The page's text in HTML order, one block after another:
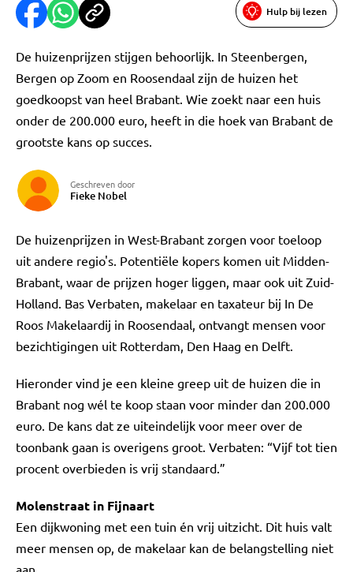
Hulp bij lezen
De huizenprijzen stijgen behoorlijk. In Steenbergen,
Bergen op Zoom en Roosendaal zijn de huizen het
goedkoopst van heel Brabant. Wie zoekt naar een huis
onder de 200.000 euro, heeft in die hoek van Brabant de
grootste kans op succes.
Geschreven door
Fieke Nobel
De huizenprijzen in West-Brabant zorgen voor toeloop
uit andere regio's. Potentiële kopers komen uit Midden-
Brabant, waar de prijzen hoger liggen, maar ook uit Zuid-
Holland. Bas Verbaten, makelaar en taxateur bij In De
Roos Makelaardij in Roosendaal, ontvangt mensen voor
bezichtigingen uit Rotterdam, Den Haag en Delft.
Hieronder vind je een kleine greep uit de huizen die in
Brabant nog wél te koop staan voor minder dan 200.000
euro. De kans dat ze uiteindelijk voor meer over de
toonbank gaan is overigens groot. Verbaten: “Vijf tot tien
procent overbieden is vrij standaard.”
Molenstraat in Fijnaart
Een dijkwoning met een tuin én vrij uitzicht. Dit huis valt
meer mensen op, de makelaar kan de belangstelling niet
aan.